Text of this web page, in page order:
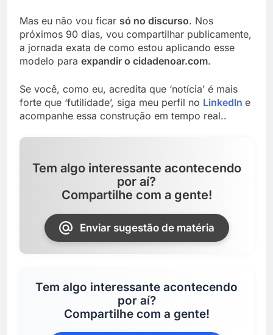
Mas eu não vou ficar só no discurso. Nos
próximos 90 dias, vou compartilhar publicamente,
a jornada exata de como estou aplicando esse
modelo para expandir o cidadenoar.com.
Se você, como eu, acredita que ‘notícia’ é mais
forte que ‘futilidade’, siga meu perfil no LinkedIn e
acompanhe essa construção em tempo real..
Tem algo interessante acontecendo
por aí?
Compartilhe com a gente!
Enviar sugestão de matéria
Tem algo interessante acontecendo
por aí?
Compartilhe com a gente!